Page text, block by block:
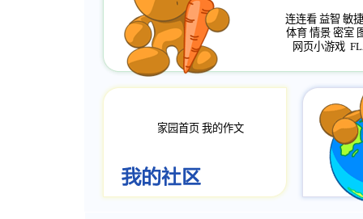
连连看 益智 敏捷
体育 情景 密室
网页小游戏
家园首页 我的作文